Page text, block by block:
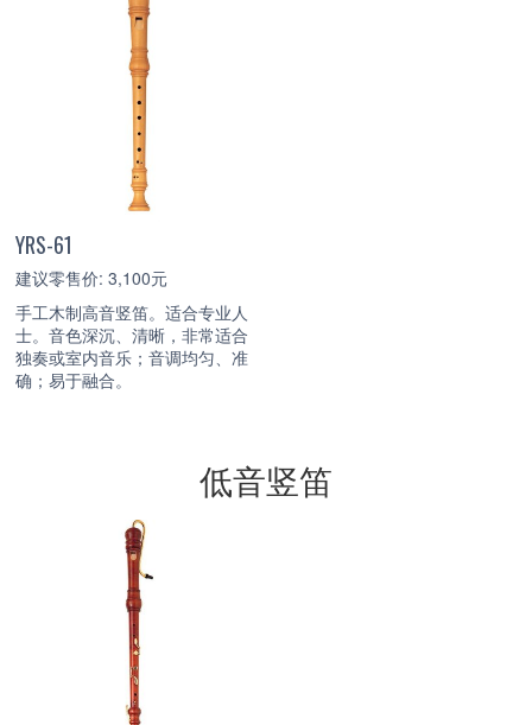
YRS-61
建议零售价: 3,100元
手工木制高音竖笛。适合专业人
士。音色深沉、清晰，非常适合
独奏或室内音乐；音调均匀、准
确；易于融合。
低音竖笛